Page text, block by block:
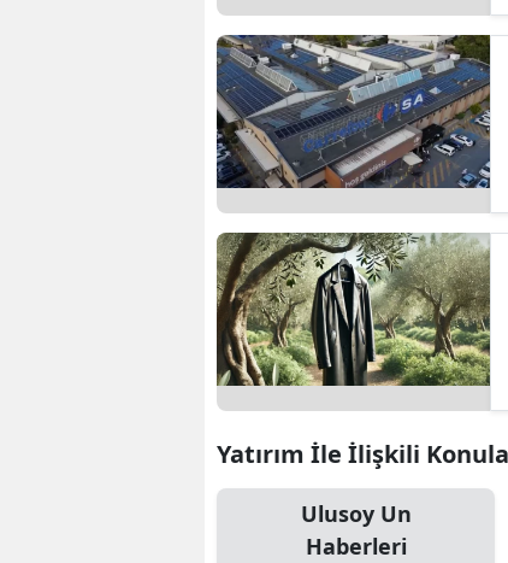
Yatırım İle İlişkili
Ulusoy Un
Haberleri